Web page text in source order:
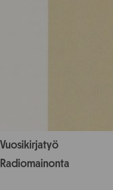
Vuosikirjatyö
Radiomainonta